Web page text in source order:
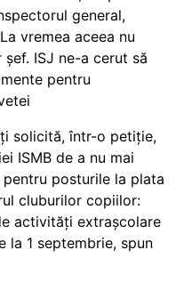
general,
vremea aceea nu
ISJ ne-a cerut să
pentru
solicită, într-o petiție,
ISMB de a nu mai
posturile la plata
cluburilor copiilor:
activități extrașcolare
la 1 septembrie, spun